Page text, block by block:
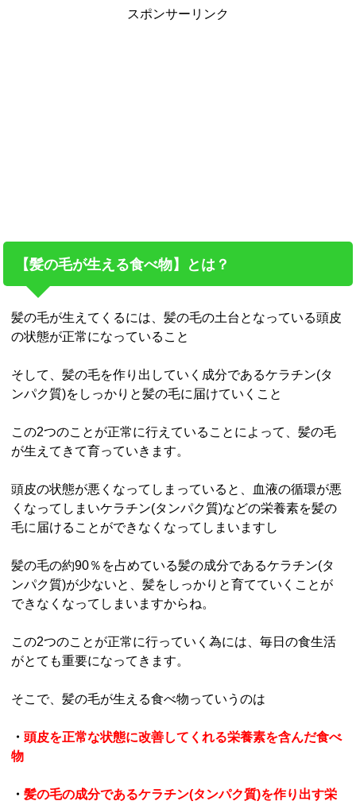
スポンサーリンク
【髪の毛が生える食べ物】とは？
髪の毛が生えてくるには、髪の毛の土台となっている頭皮
の状態が正常になっていること
そして、髪の毛を作り出していく成分であるケラチン(タ
ンパク質)をしっかりと髪の毛に届けていくこと
この2つのことが正常に行えていることによって、髪の毛
が生えてきて育っていきます。
頭皮の状態が悪くなってしまっていると、血液の循環が悪
くなってしまいケラチン(タンパク質)などの栄養素を髪の
毛に届けることができなくなってしまいますし
髪の毛の約90％を占めている髪の成分であるケラチン(タ
ンパク質)が少ないと、髪をしっかりと育てていくことが
できなくなってしまいますからね。
この2つのことが正常に行っていく為には、毎日の食生活
がとても重要になってきます。
そこで、髪の毛が生える食べ物っていうのは
・頭皮を正常な状態に改善してくれる栄養素を含んだ食べ
物
・髪の毛の成分であるケラチン(タンパク質)を作り出す栄